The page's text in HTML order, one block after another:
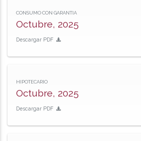
CONSUMO CON GARANTIA
Octubre, 2025
Descargar PDF
HIPOTECARIO
Octubre, 2025
Descargar PDF